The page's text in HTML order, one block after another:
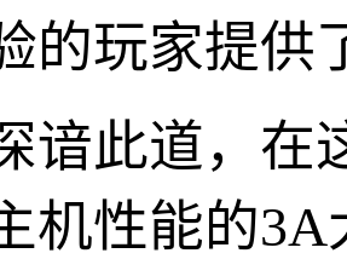
的玩家提供
谙此道，在
机性能的